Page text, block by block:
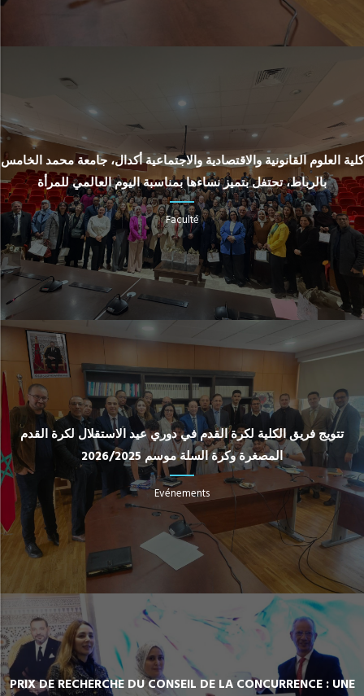
كلية العلوم القانونية والاقتصادية والاجتماعية أكدال، جامعة محمد الخامس
بالرباط، تحتفل بتميز نساءها بمناسبة اليوم العالمي للمرأة
Faculté
تتويج فريق الكلية لكرة القدم في دوري عيد الاستقلال لكرة القدم
المصغرة وكرة السلة موسم 2026/2025
Evénements
PRIX DE RECHERCHE DU CONSEIL DE LA CONCURRENCE : UNE